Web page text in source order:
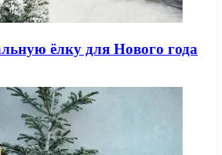
ёлку для Нового года